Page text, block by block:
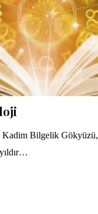
Kadim Bilgelik Gökyüzü,